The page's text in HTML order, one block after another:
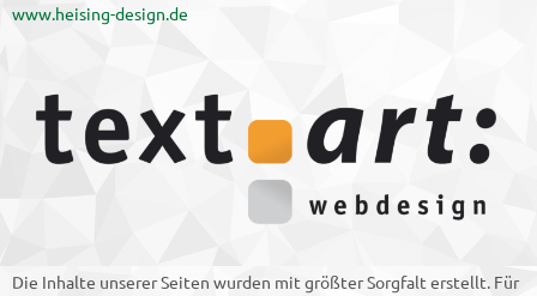
www.heising-design.de
Die Inhalte unserer Seiten wurden mit größter Sorgfalt erstellt. Für